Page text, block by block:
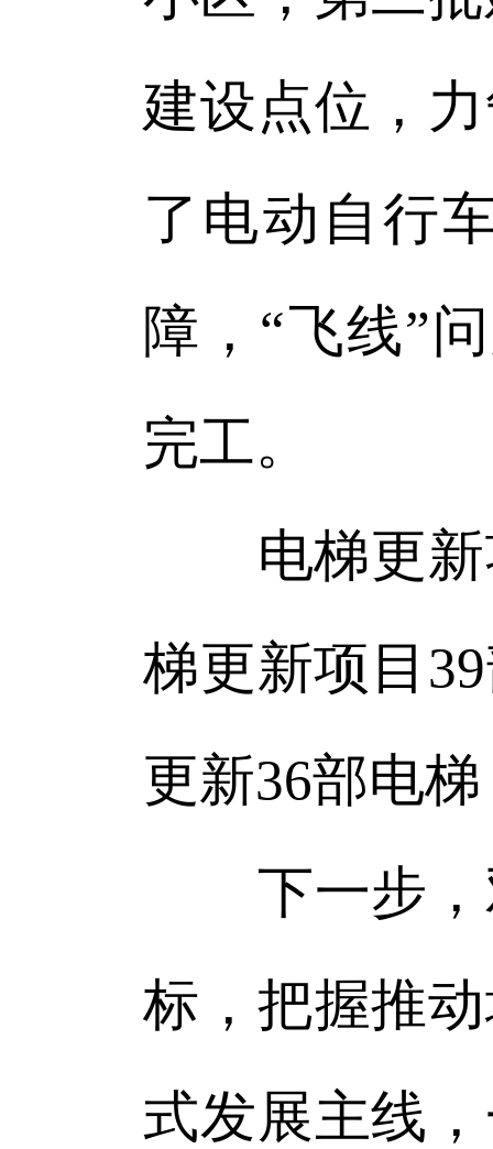
建设点位，
了电动自行
障，“飞线”
完工。
电梯更新
梯更新项目
更新36部电
下一步，
标，把握推
式发展主线